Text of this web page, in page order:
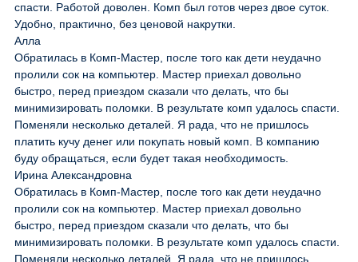
спасти. Работой доволен. Комп был готов через двое суток.
Удобно, практично, без ценовой накрутки.
Алла
Обратилась в Комп-Мастер, после того как дети неудачно
пролили сок на компьютер. Мастер приехал довольно
быстро, перед приездом сказали что делать, что бы
минимизировать поломки. В результате комп удалось спасти.
Поменяли несколько деталей. Я рада, что не пришлось
платить кучу денег или покупать новый комп. В компанию
буду обращаться, если будет такая необходимость.
Ирина Александровна
Обратилась в Комп-Мастер, после того как дети неудачно
пролили сок на компьютер. Мастер приехал довольно
быстро, перед приездом сказали что делать, что бы
минимизировать поломки. В результате комп удалось спасти.
Поменяли несколько деталей. Я рада, что не пришлось